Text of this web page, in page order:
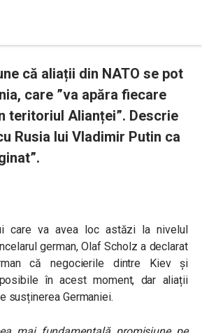
că aliații din NATO se pot
care ”va apăra fiecare
teritoriul Alianței”. Descrie
Rusia lui Vladimir Putin ca
care va avea loc astăzi la nivelul
german, Olaf Scholz a declarat
că negocierile dintre Kiev și
în acest moment, dar aliații
susținerea Germaniei.